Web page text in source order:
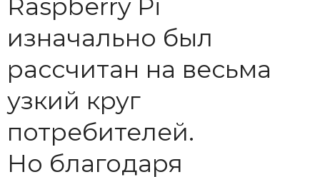
Raspberry Pi
изначально был
рассчитан на весьма
узкий круг
потребителей.
Но благодаря